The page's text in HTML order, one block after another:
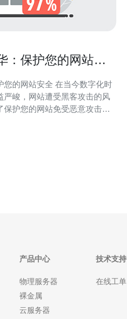
：保护您的网站安
全 在当今数字化时
严峻，网站遭受黑客攻击的风
保护您的网站免受恶意攻击，
网站提供全方位的安全保
产品中心
物理服务器
裸金属
云服务器
技术支持
在线工单